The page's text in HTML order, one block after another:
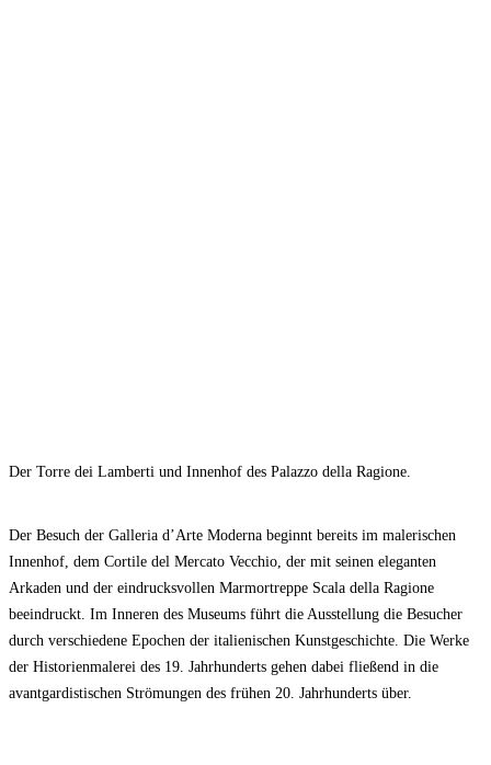
Der Torre dei Lamberti und Innenhof des Palazzo della Ragione.
Der Besuch der Galleria d’Arte Moderna beginnt bereits im malerischen
Innenhof, dem Cortile del Mercato Vecchio, der mit seinen eleganten
Arkaden und der eindrucksvollen Marmortreppe Scala della Ragione
beeindruckt. Im Inneren des Museums führt die Ausstellung die Besucher
durch verschiedene Epochen der italienischen Kunstgeschichte. Die Werke
der Historienmalerei des 19. Jahrhunderts gehen dabei fließend in die
avantgardistischen Strömungen des frühen 20. Jahrhunderts über.